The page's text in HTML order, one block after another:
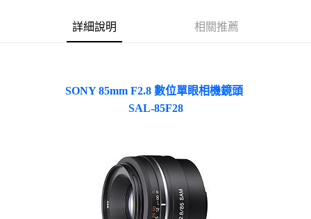
詳細說明 相關推薦
SONY 85mm F2.8 數位單眼相機鏡頭
SAL-85F28